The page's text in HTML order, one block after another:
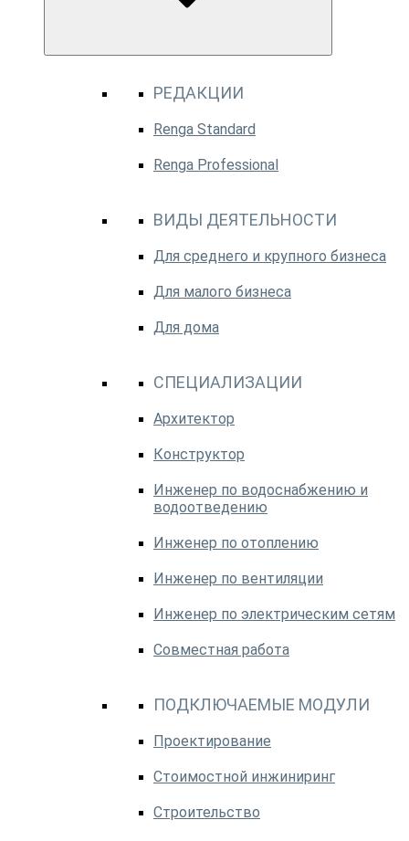
РЕДАКЦИИ
Renga Standard
Renga Professional
ВИДЫ ДЕЯТЕЛЬНОСТИ
Для среднего и крупного бизнеса
Для малого бизнеса
Для дома
СПЕЦИАЛИЗАЦИИ
Архитектор
Конструктор
Инженер по водоснабжению и
водоотведению
Инженер по отоплению
Инженер по вентиляции
Инженер по электрическим сетям
Совместная работа
ПОДКЛЮЧАЕМЫЕ МОДУЛИ
Проектирование
Стоимостной инжиниринг
Строительство